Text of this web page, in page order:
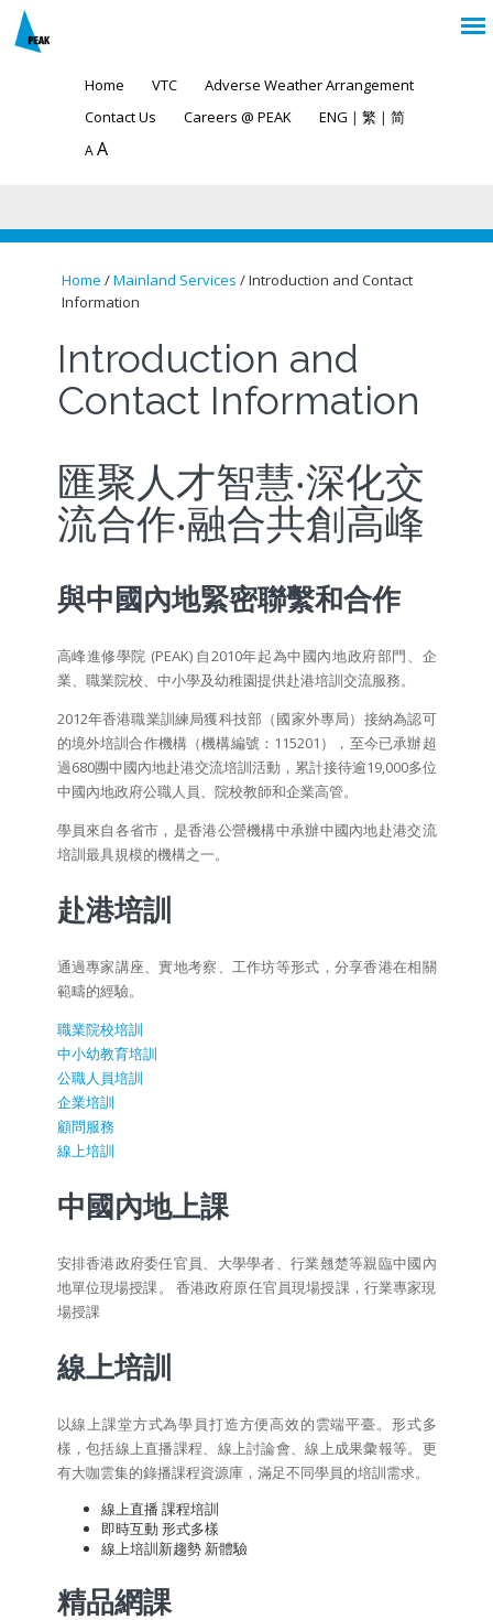
Home VTC
Adverse Weather Arrangement
Contact Us
Careers @ PEAK ENG | 繁 | 简
A A
You are here
Home /Mainland Services / Introduction and Contact
Information
Introduction and
Contact Information
匯聚人才智慧‧深化交
流合作‧融合共創高峰
與中國內地緊密聯繫和合作
高峰進修學院 (PEAK) 自2010年起為中國內地政府部門、企
業、職業院校、中小學及幼稚園提供赴港培訓交流服務。
2012年香港職業訓練局獲科技部（國家外專局）接納為認可
的境外培訓合作機構（機構編號：115201），至今已承辦超
過680團中國內地赴港交流培訓活動，累計接待逾19,000多位
中國內地政府公職人員、院校教師和企業高管。
學員來自各省市，是香港公營機構中承辦中國內地赴港交流
培訓最具規模的機構之一。
赴港培訓
通過專家講座、實地考察、工作坊等形式，分享香港在相關
範疇的經驗。
職業院校培訓
中小幼教育培訓
公職人員培訓
企業培訓
顧問服務
線上培訓
中國內地上課
安排香港政府委任官員、大學學者、行業翹楚等親臨中國內
地單位現場授課。 香港政府原任官員現場授課，行業專家現
場授課
線上培訓
以線上課堂方式為學員打造方便高效的雲端平臺。形式多
樣，包括線上直播課程、線上討論會、線上成果彙報等。更
有大咖雲集的錄播課程資源庫，滿足不同學員的培訓需求。
線上直播 課程培訓
即時互動 形式多樣
線上培訓新趨勢 新體驗
精品網課